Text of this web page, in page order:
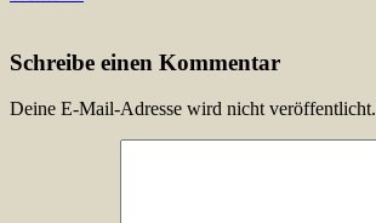
Schreibe einen Kommentar
Deine E-Mail-Adresse wird nicht veröffentlicht.